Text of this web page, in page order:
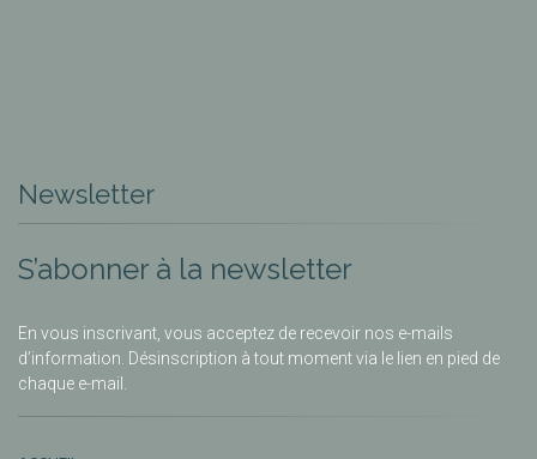
Newsletter
S’abonner à la newsletter
En vous inscrivant, vous acceptez de recevoir nos e-mails
d’information. Désinscription à tout moment via le lien en pied de
chaque e-mail.